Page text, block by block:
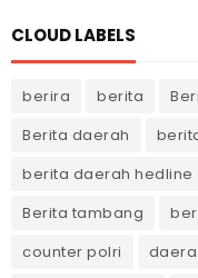
CLOUD LABELS
berira berita
Berita daerah
berita daerah hedline
Berita tambang
counter polri
daera